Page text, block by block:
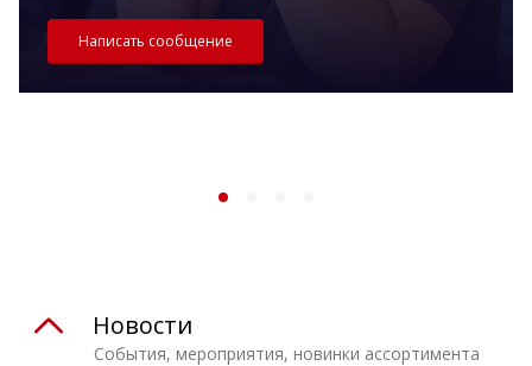
Написать сообщение
События, мероприятия, новинки ассортимента
Новости